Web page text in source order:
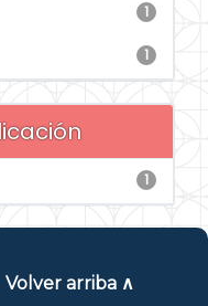
1
1
1
Volver arriba ∧